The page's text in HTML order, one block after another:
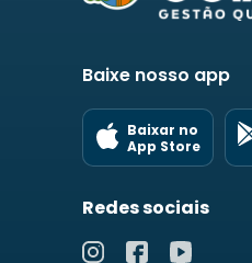
Baixe nosso app
Baixar no
App Store
Redes sociais